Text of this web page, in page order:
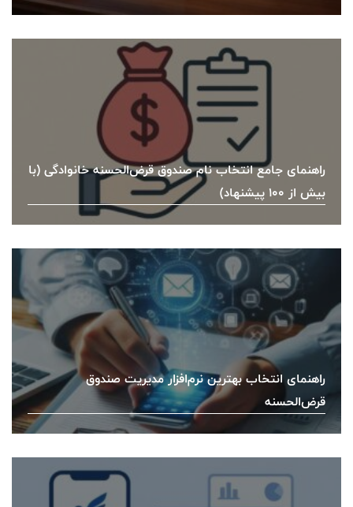
راهنمای جامع انتخاب نام صندوق قرض‌الحسنه خانوادگی (با
بیش از ۱۰۰ پیشنهاد)
راهنمای انتخاب بهترین نرم‌افزار مدیریت صندوق
قرض‌الحسنه